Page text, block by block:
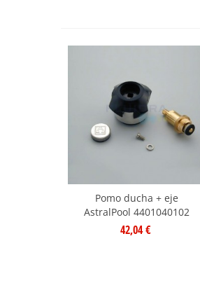
Pomo ducha + eje
AstralPool 4401040102
42,04 €